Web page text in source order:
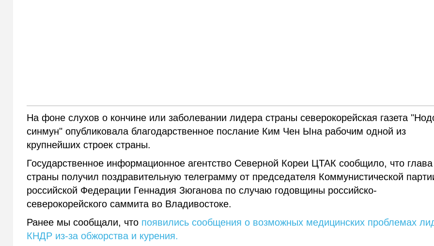
На фоне слухов о кончине или заболевании лидера страны северокорейская газета
синмун" опубликовала благодарственное послание Ким Чен Ына рабочим одной из
крупнейших строек страны.
Государственное информационное агентство Северной Кореи ЦТАК сообщило, что глава
страны получил поздравительную телеграмму от председателя Коммунистической
российской Федерации Геннадия Зюганова по случаю годовщины российско-
северокорейского саммита во Владивостоке.
Ранее мы сообщали, что появились сообщения о возможных медицинских проблемах
КНДР из-за обжорства и курения.